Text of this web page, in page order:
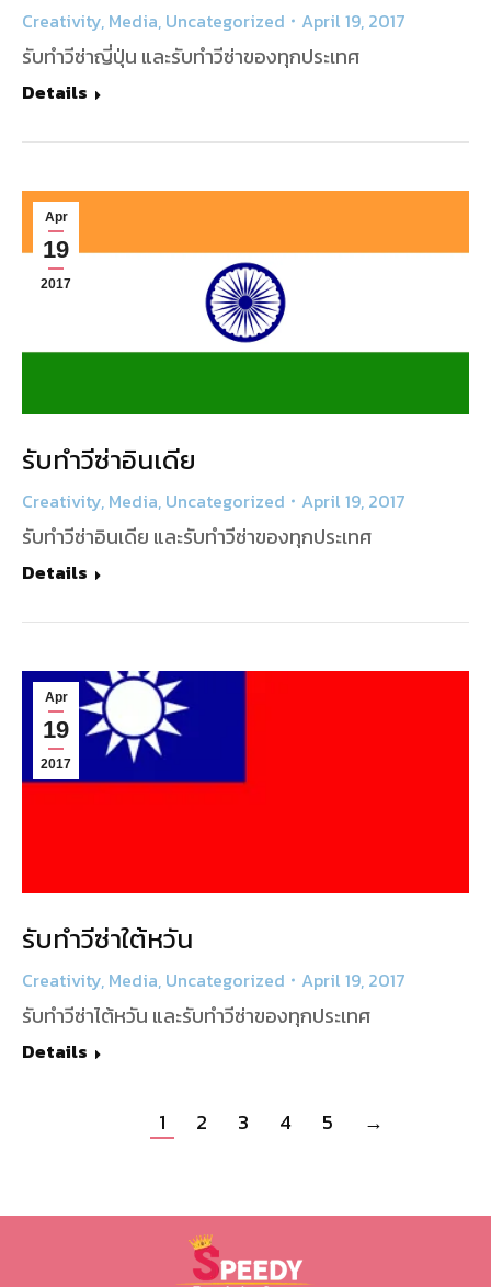
Creativity, Media, Uncategorized April 19, 2017
รับทำวีซ่าญี่ปุ่น และรับทำวีซ่าของทุกประเทศ
Details
Apr
19
2017
รับทำวีซ่าอินเดีย
Creativity, Media, Uncategorized April 19, 2017
รับทำวีซ่าอินเดีย และรับทำวีซ่าของทุกประเทศ
Details
Apr
19
2017
รับทำวีซ่าใต้หวัน
Creativity, Media, Uncategorized April 19, 2017
รับทำวีซ่าไต้หวัน และรับทำวีซ่าของทุกประเทศ
Details
1 2 3 4 5 →